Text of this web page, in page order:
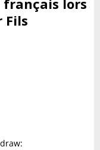
français lors
Fils